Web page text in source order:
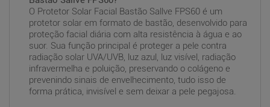
O Protetor Solar Facial Bastão Sallve FPS60 é um
protetor solar em formato de bastão, desenvolvido para
proteção facial diária com alta resistência à água e ao
suor. Sua função principal é proteger a pele contra
radiação solar UVA/UVB, luz azul, luz visível, radiação
infravermelha e poluição, preservando o colágeno e
prevenindo sinais de envelhecimento, tudo isso de
forma prática, invisível e sem deixar a pele pegajosa.